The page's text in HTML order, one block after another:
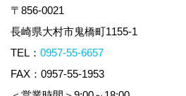
〒856-0021
長崎県大村市鬼橋町1155-1
TEL： 0957-55-6657
FAX：0957-55-1953